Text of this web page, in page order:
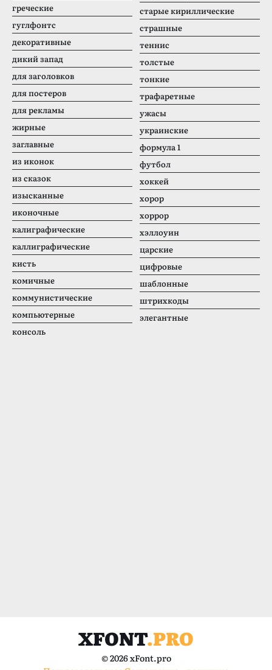
греческие
гуглфонтс
декоративные
дикий запад
для заголовков
для постеров
для рекламы
жирные
заглавные
из иконок
из сказок
изысканные
иконочные
калиграфические
каллиграфические
кисть
комичные
коммунистические
компьютерные
консоль
старые кириллические
страшные
теннис
толстые
тонкие
трафаретные
ужасы
украинские
формула 1
футбол
хоккей
хорор
хоррор
хэллоуин
царские
цифровые
шаблонные
штрихкоды
элегантные
XFONT.PRO
© 2026 xFont.pro